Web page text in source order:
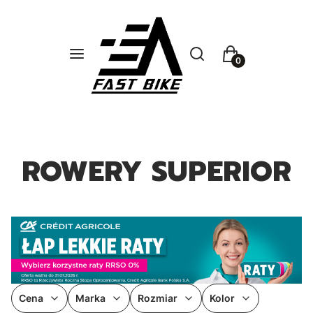
Menu Otwórz wyszukiwarkę
Szukaj Koszyk
ROWERY SUPERIOR
Cena Marka Rozmiar Kolor